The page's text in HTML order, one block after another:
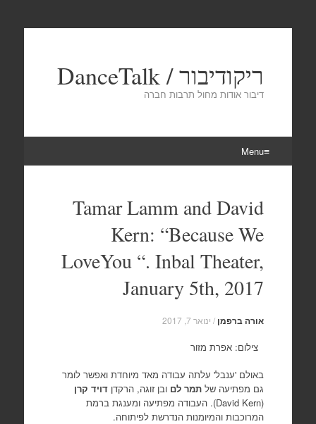
ריקודיבור / DanceTalk
דיבור אודות מחול תרבות חברה
Menu
content
Tamar Lamm and David
Kern: “Because We
LoveYou “. Inbal Theater,
January 5th, 2017
אורה ברפמן / ינואר 7, 2017
צילום: אפרת מזור
באולם 'ענבל' עלתה עבודה מאד מיוחדת ואפשר לומר
גם מפתיעה של תמר לם ובן זוגה, הרקדן דויד קרן
(David Kern). העבודה מפתיעה ומענגת ברמת
המרוכבות והמיומנות הנדרשת לפיתוחה.